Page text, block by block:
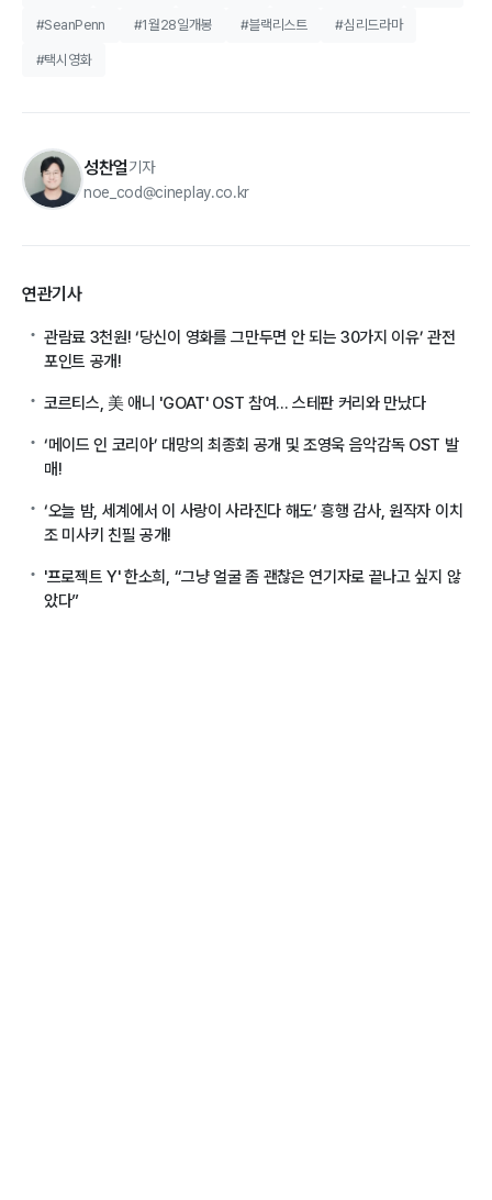
#SeanPenn #1월28일개봉 #블랙리스트 #심리드라마
#택시영화
성찬얼기자
noe_cod@cineplay.co.kr
연관기사
관람료 3천원! ‘당신이 영화를 그만두면 안 되는 30가지 이유’ 관전
포인트 공개!
코르티스, 美 애니 'GOAT' OST 참여... 스테판 커리와 만났다
‘메이드 인 코리아’ 대망의 최종회 공개 및 조영욱 음악감독 OST 발
매!
‘오늘 밤, 세계에서 이 사랑이 사라진다 해도’ 흥행 감사, 원작자 이치
조 미사키 친필 공개!
'프로젝트 Y' 한소희, “그냥 얼굴 좀 괜찮은 연기자로 끝나고 싶지 않
았다”